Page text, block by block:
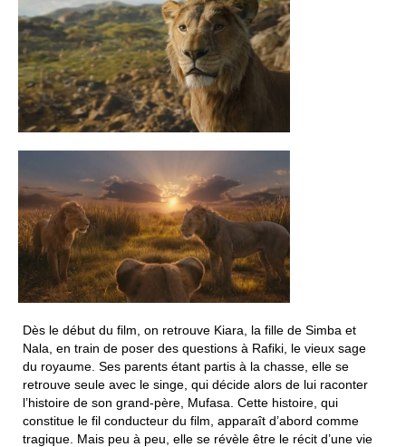
Dès le début du film, on retrouve Kiara, la fille de Simba et
Nala, en train de poser des questions à Rafiki, le vieux sage
du royaume. Ses parents étant partis à la chasse, elle se
retrouve seule avec le singe, qui décide alors de lui raconter
l’histoire de son grand-père, Mufasa. Cette histoire, qui
constitue le fil conducteur du film, apparaît d’abord comme
tragique. Mais peu à peu, elle se révèle être le récit d’une vie